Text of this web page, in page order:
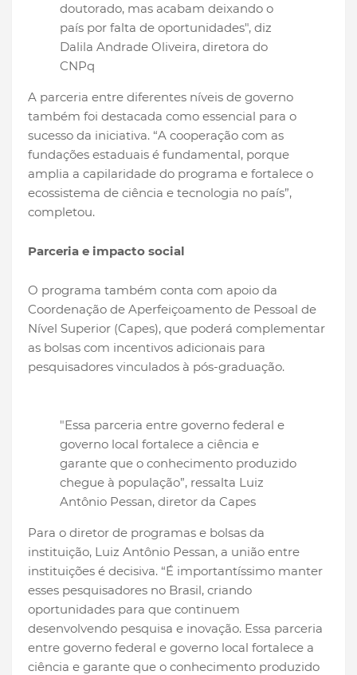
doutorado, mas acabam deixando o
país por falta de oportunidades", diz
Dalila Andrade Oliveira, diretora do
CNPq
A parceria entre diferentes níveis de governo
também foi destacada como essencial para o
sucesso da iniciativa. “A cooperação com as
fundações estaduais é fundamental, porque
amplia a capilaridade do programa e fortalece o
ecossistema de ciência e tecnologia no país”,
completou.
Parceria e impacto social
O programa também conta com apoio da
Coordenação de Aperfeiçoamento de Pessoal de
Nível Superior (Capes), que poderá complementar
as bolsas com incentivos adicionais para
pesquisadores vinculados à pós-graduação.
"Essa parceria entre governo federal e
governo local fortalece a ciência e
garante que o conhecimento produzido
chegue à população”, ressalta Luiz
Antônio Pessan, diretor da Capes
Para o diretor de programas e bolsas da
instituição, Luiz Antônio Pessan, a união entre
instituições é decisiva. “É importantíssimo manter
esses pesquisadores no Brasil, criando
oportunidades para que continuem
desenvolvendo pesquisa e inovação. Essa parceria
entre governo federal e governo local fortalece a
ciência e garante que o conhecimento produzido